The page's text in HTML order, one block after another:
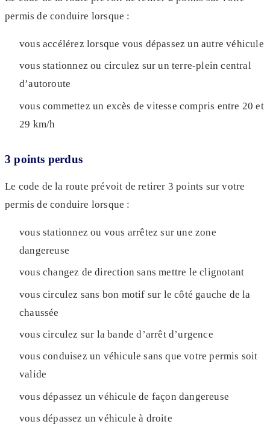
permis de conduire lorsque :
vous accélérez lorsque vous dépassez un autre véhicule
vous stationnez ou circulez sur un terre-plein central
d’autoroute
vous commettez un excès de vitesse compris entre 20 et
29 km/h
3 points perdus
Le code de la route prévoit de retirer 3 points sur votre
permis de conduire lorsque :
vous stationnez ou vous arrêtez sur une zone
dangereuse
vous changez de direction sans mettre le clignotant
vous circulez sans bon motif sur le côté gauche de la
chaussée
vous circulez sur la bande d’arrêt d’urgence
vous conduisez un véhicule sans que votre permis soit
valide
vous dépassez un véhicule de façon dangereuse
vous dépassez un véhicule à droite